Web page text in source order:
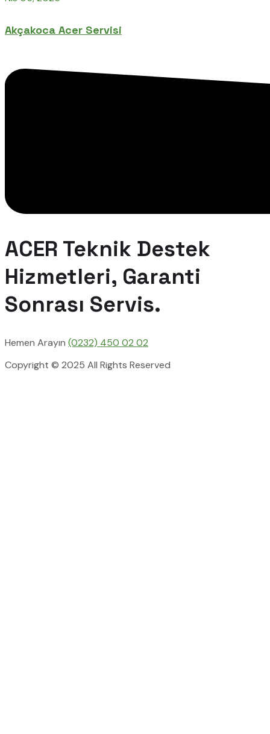
Akçakoca Acer Servisi
ACER Teknik Destek
Hizmetleri, Garanti
Sonrası Servis.
Hemen Arayın (0232) 450 02 02
Copyright © 2025 All Rights Reserved